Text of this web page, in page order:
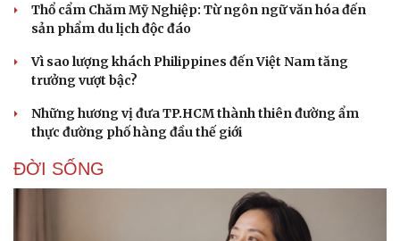
Tư vấn
Đọc truyện đêm khuya
Cửa sổ tình yêu
Kể chuyện cho bé
Thổ cẩm Chăm Mỹ Nghiệp: Từ ngôn ngữ văn hóa đến
sản phẩm du lịch độc đáo
Vì sao lượng khách Philippines đến Việt Nam tăng
trưởng vượt bậc?
Những hương vị đưa TP.HCM thành thiên đường ẩm
thực đường phố hàng đầu thế giới
ĐỜI SỐNG